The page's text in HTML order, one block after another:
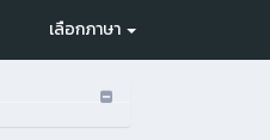
เลือกภาษา